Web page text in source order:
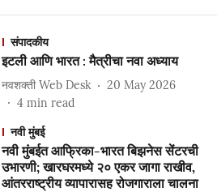
संपादकीय
इटली आणि भारत : मैत्रीचा नवा अध्याय
नवशक्ती Web Desk
20 May 2026
4 min read
नवी मुंबई
नवी मुंबईत आफ्रिका-भारत बिझनेस सेंटरची
उभारणी; खारघरमध्ये २० एकर जागा राखीव,
आंतरराष्ट्रीय व्यापारासह रोजगाराला चालना